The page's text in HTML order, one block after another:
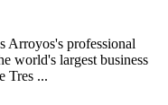
Arroyos's professional
world's largest business
Tres ...